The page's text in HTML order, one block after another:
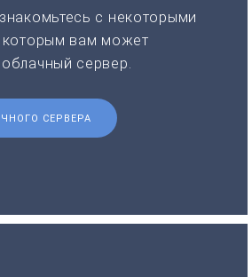
с некоторыми
которым вам может
сервер.
СЕРВЕРА